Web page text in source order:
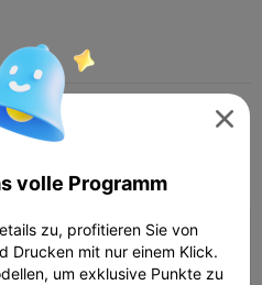
Miniaturen 
2 walls, 15% infill
 1 plates  109.66g

volle Programm
zu, profitieren Sie von
Drucken mit nur einem Klick.
um exklusive Punkte zu